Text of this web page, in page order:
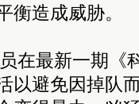
衡造成威胁。
在最新一期《
以避免因掉队